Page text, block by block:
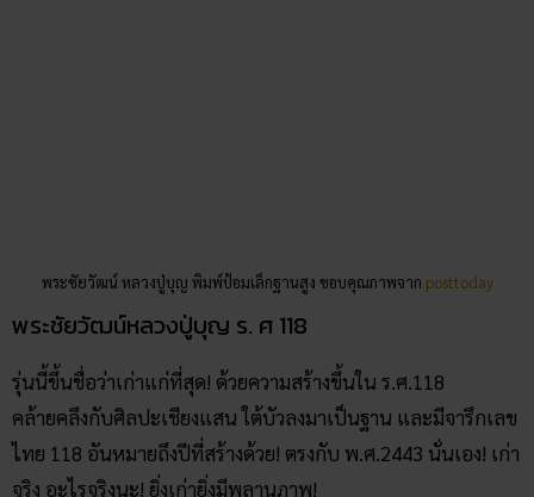
พระชัยวัฒน์หลวงปู่บุญ ร. ศ 118
รุ่นนี้ขึ้นชื่อว่าเก่าแก่ที่สุด! ด้วยความสร้างขึ้นใน ร.ศ.118
คล้ายคลึงกับศิลปะเชียงแสน ใต้บัวลงมาเป็นฐาน และมีจารึกเลข